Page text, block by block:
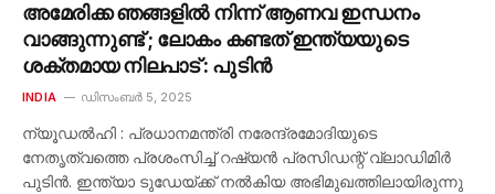
അമേരിക്ക ഞങ്ങളിൽ നിന്ന് ആണവ ഇന്ധനം
വാങ്ങുന്നുണ്ട് ; ലോകം കണ്ടത് ഇന്ത്യയുടെ
ശക്തമായ നിലപാട് : പുടിൻ
INDIA ഡിസംബർ 5, 2025
ന്യൂഡൽഹി : പ്രധാനമന്ത്രി നരേന്ദ്രമോദിയുടെ
നേതൃത്വത്തെ പ്രശംസിച്ച് റഷ്യൻ പ്രസിഡന്റ് വ്ലാഡിമിർ
പുടിൻ. ഇന്ത്യാ ടുഡേയ്ക്ക് നൽകിയ അഭിമുഖത്തിലായിരുന്നു